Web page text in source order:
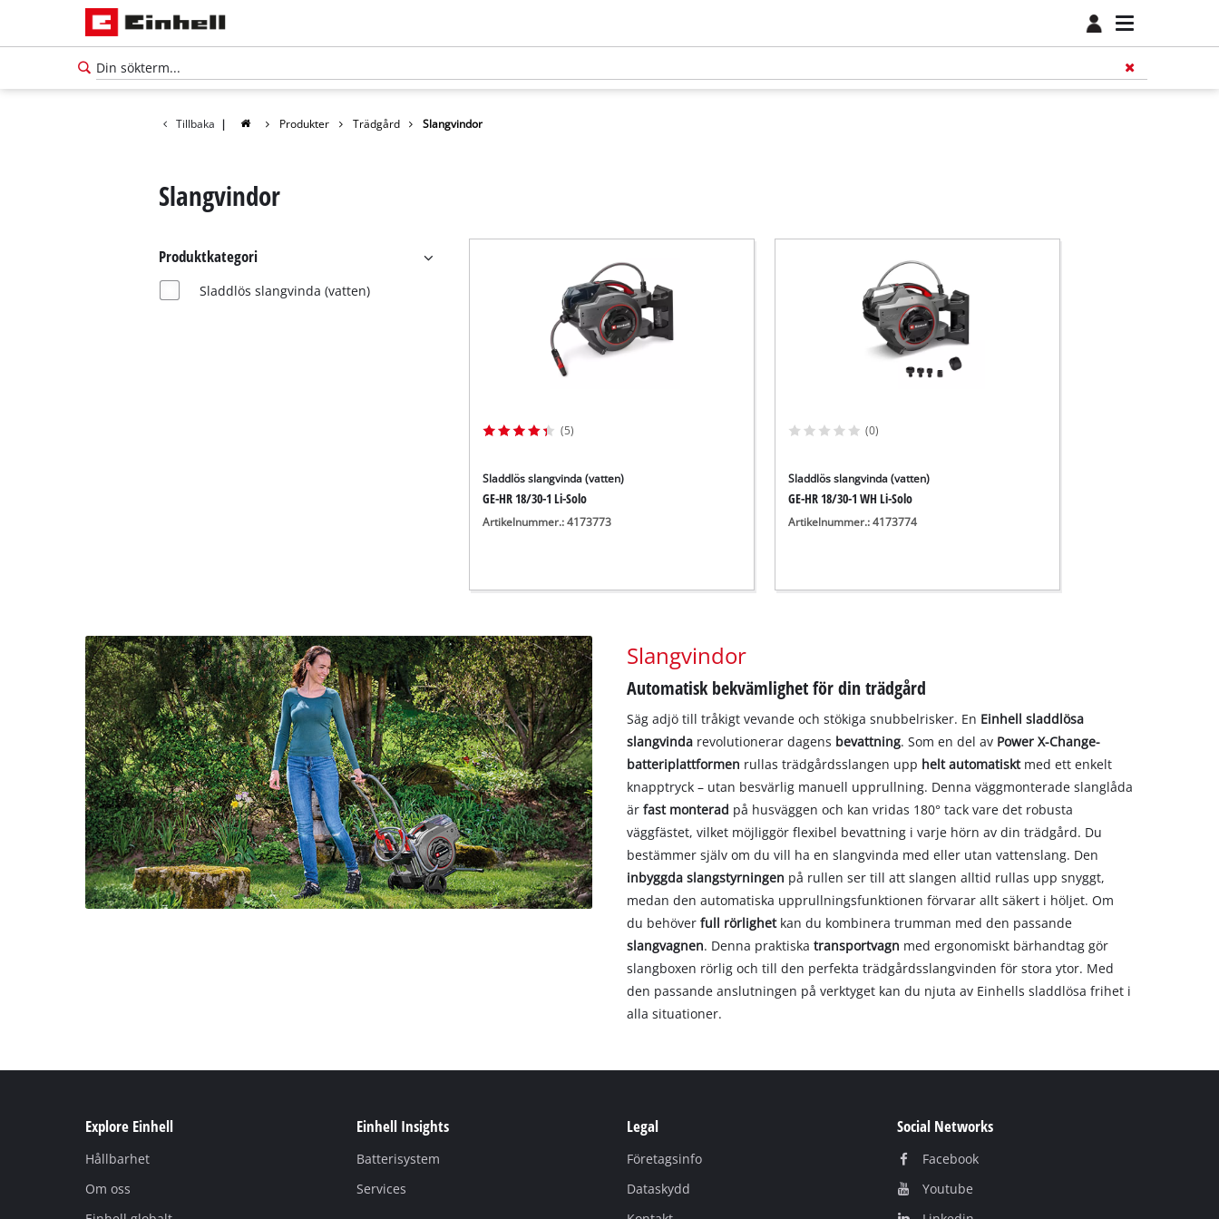
Tillbaka | Produkter Trädgård Slangvindor
Slangvindor
Produktkategori
Sladdlös slangvinda (vatten)
(5)
Sladdlös slangvinda (vatten)
GE-HR 18/30-1 Li-Solo
Artikelnummer.: 4173773
(0)
Sladdlös slangvinda (vatten)
GE-HR 18/30-1 WH Li-Solo
Artikelnummer.: 4173774
Slangvindor
Automatisk bekvämlighet för din trädgård
Säg adjö till tråkigt vevande och stökiga snubbelrisker. En Einhell sladdlösa
slangvinda revolutionerar dagens bevattning. Som en del av Power X-Change-
batteriplattformen rullas trädgårdsslangen upp helt automatisktmed ett enkelt
knapptryck – utan besvärlig manuell upprullning. Denna väggmonterade slanglåda
är fast monterad på husväggen och kan vridas 180° tack vare det robusta
väggfästet, vilket möjliggör flexibel bevattning i varje hörn av din trädgård. Du
bestämmer själv om du vill ha en slangvinda med eller utan vattenslang. Den
inbyggda slangstyrningen på rullen ser till att slangen alltid rullas upp snyggt,
medan den automatiska upprullningsfunktionen förvarar allt säkert i höljet. Om
du behöver full rörlighetkan du kombinera trumman med den passande
slangvagnen. Denna praktiska transportvagn med ergonomiskt bärhandtag gör
slangboxen rörlig och till den perfekta trädgårdsslangvinden för stora ytor. Med
den passande anslutningen på verktyget kan du njuta av Einhells sladdlösa frihet i
alla situationer.
Explore Einhell
Hållbarhet
Om oss
Einhell Insights
Batterisystem
Services
Legal
Företagsinfo
Dataskydd
Social Networks
Facebook
Youtube